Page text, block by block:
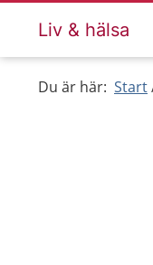
Liv & hälsa
Du är här: Start